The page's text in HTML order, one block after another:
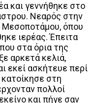
και γεννήθηκε στο
Νεαρός στην
Μεσοποτάμου, όπου
ιερέας. Έπειτα
στα όρια της
αρκετά κελιά,
εκεί ασκήτευε περί
στη
πολλοί
και πήγε σαν